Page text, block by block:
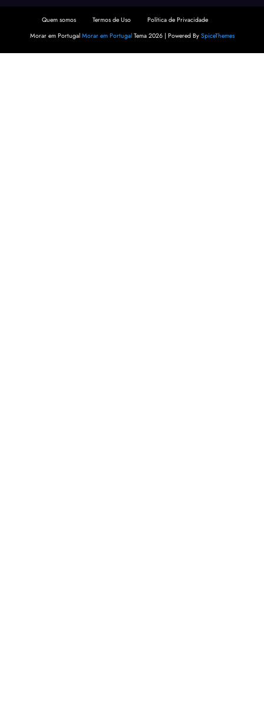
Quem somos Termos de Uso
Política de Privacidade
Morar em Portugal Morar em PortugalTema 2026 | Powered By SpiceThemes